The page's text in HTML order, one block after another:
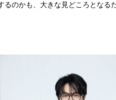
のかも、大きな見どころとなるだ